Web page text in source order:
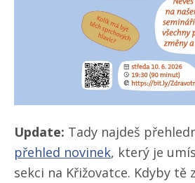
Update: Tady najdeš
přehled novinek, který je
sekci na Křižovatce. Kdyby tě